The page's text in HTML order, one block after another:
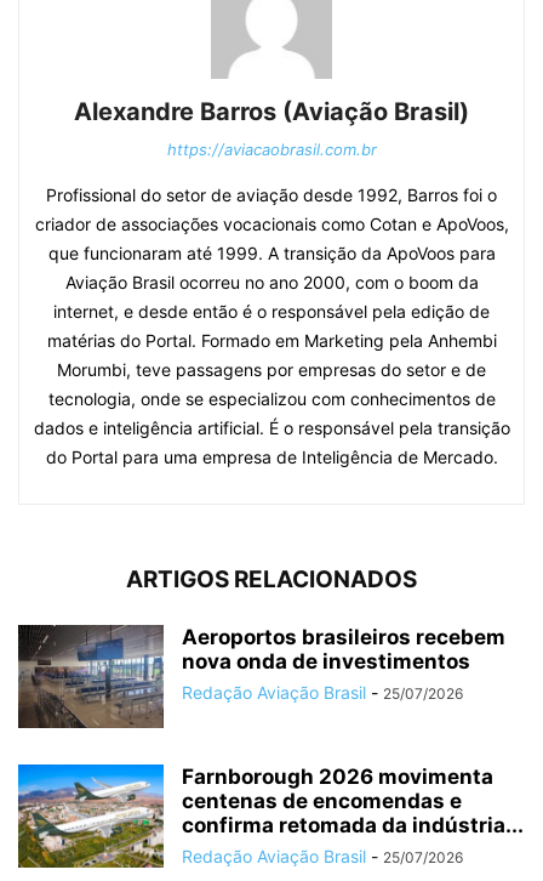
Alexandre Barros (Aviação Brasil)
https://aviacaobrasil.com.br
Profissional do setor de aviação desde 1992, Barros foi o
criador de associações vocacionais como Cotan e ApoVoos,
que funcionaram até 1999. A transição da ApoVoos para
Aviação Brasil ocorreu no ano 2000, com o boom da
internet, e desde então é o responsável pela edição de
matérias do Portal. Formado em Marketing pela Anhembi
Morumbi, teve passagens por empresas do setor e de
tecnologia, onde se especializou com conhecimentos de
dados e inteligência artificial. É o responsável pela transição
do Portal para uma empresa de Inteligência de Mercado.
ARTIGOS RELACIONADOS
Aeroportos brasileiros recebem
nova onda de investimentos
Redação Aviação Brasil - 25/07/2026
Farnborough 2026 movimenta
centenas de encomendas e
confirma retomada da indústria...
Redação Aviação Brasil - 25/07/2026